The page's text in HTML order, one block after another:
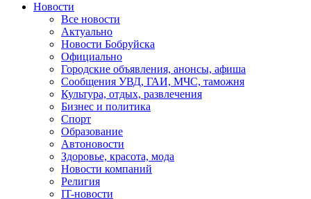
Новости
Все новости
Актуально
Новости Бобруйска
Официально
Городские объявления, анонсы, афиша
Сообщения УВД, ГАИ, МЧС, таможня
Культура, отдых, развлечения
Бизнес и политика
Спорт
Образование
Автоновости
Здоровье, красота, мода
Новости компаний
Религия
IT-новости